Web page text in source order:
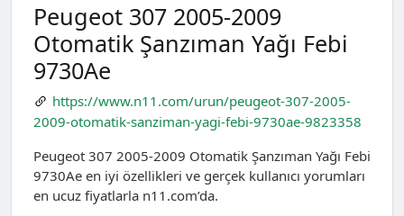
Peugeot 307 2005-2009
Otomatik Şanzıman Yağı Febi
9730Ae
https://www.n11.com/urun/peugeot-307-2005-
2009-otomatik-sanziman-yagi-febi-9730ae-9823358
Peugeot 307 2005-2009 Otomatik Şanzıman Yağı Febi
9730Ae en iyi özellikleri ve gerçek kullanıcı yorumları
en ucuz fiyatlarla n11.com’da.